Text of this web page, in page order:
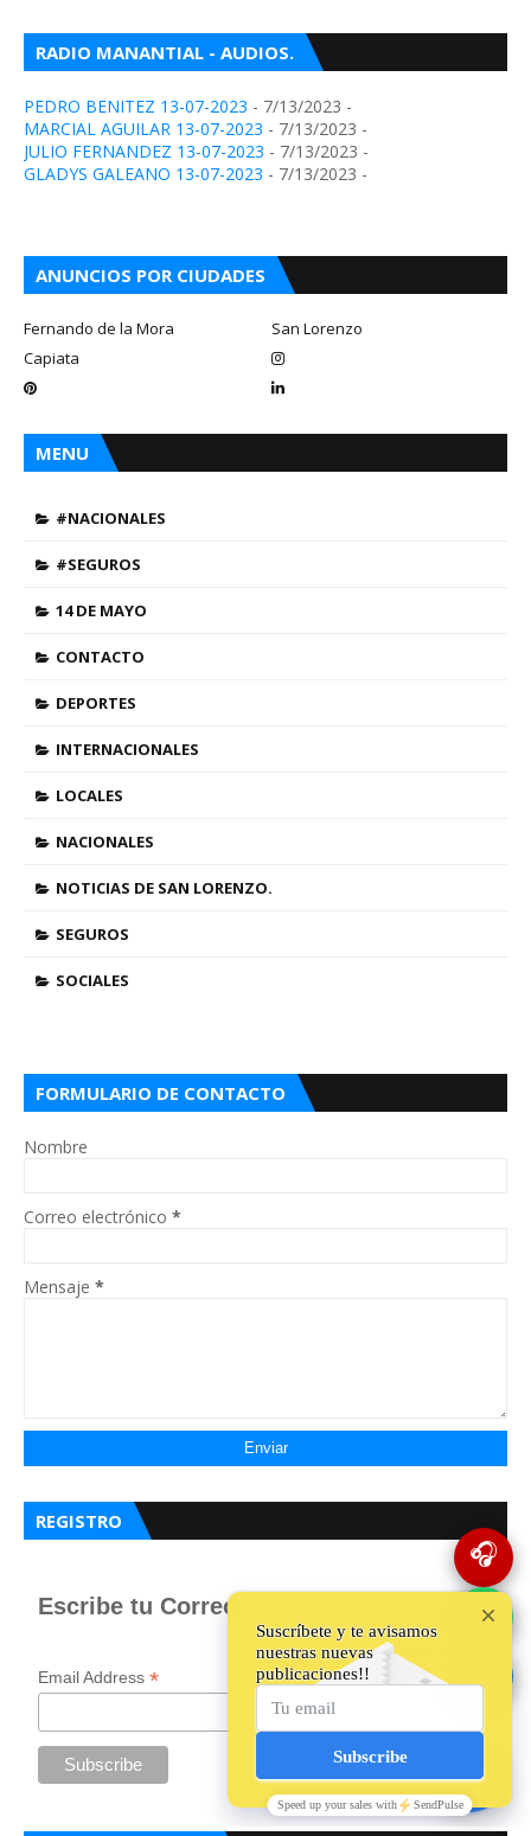
RADIO MANANTIAL - AUDIOS.
PEDRO BENITEZ 13-07-2023 - 7/13/2023 -
MARCIAL AGUILAR 13-07-2023 - 7/13/2023 -
JULIO FERNANDEZ 13-07-2023 - 7/13/2023 -
GLADYS GALEANO 13-07-2023 - 7/13/2023 -
ANUNCIOS POR CIUDADES
Fernando de la Mora
San Lorenzo
Capiata
MENU
#NACIONALES
#SEGUROS
14 DE MAYO
CONTACTO
DEPORTES
INTERNACIONALES
LOCALES
NACIONALES
NOTICIAS DE SAN LORENZO.
SEGUROS
SOCIALES
FORMULARIO DE CONTACTO
Nombre
Correo electrónico *
Mensaje *
REGISTRO
Escribe tu Correo.
* indicates required
Email Address*
🎧
💬
🔵